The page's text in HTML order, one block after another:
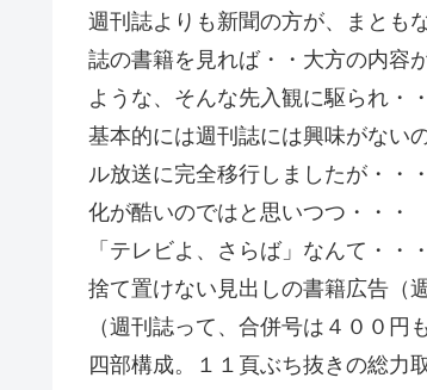
週刊誌よりも新聞の方が、まとも
誌の書籍を見れば・・大方の内容
ような、そんな先入観に駆られ・
基本的には週刊誌には興味がない
ル放送に完全移行しましたが・・
化が酷いのではと思いつつ・・・
「テレビよ、さらば」なんて・・
捨て置けない見出しの書籍広告（
（週刊誌って、合併号は４００円
四部構成。１１頁ぶち抜きの総力